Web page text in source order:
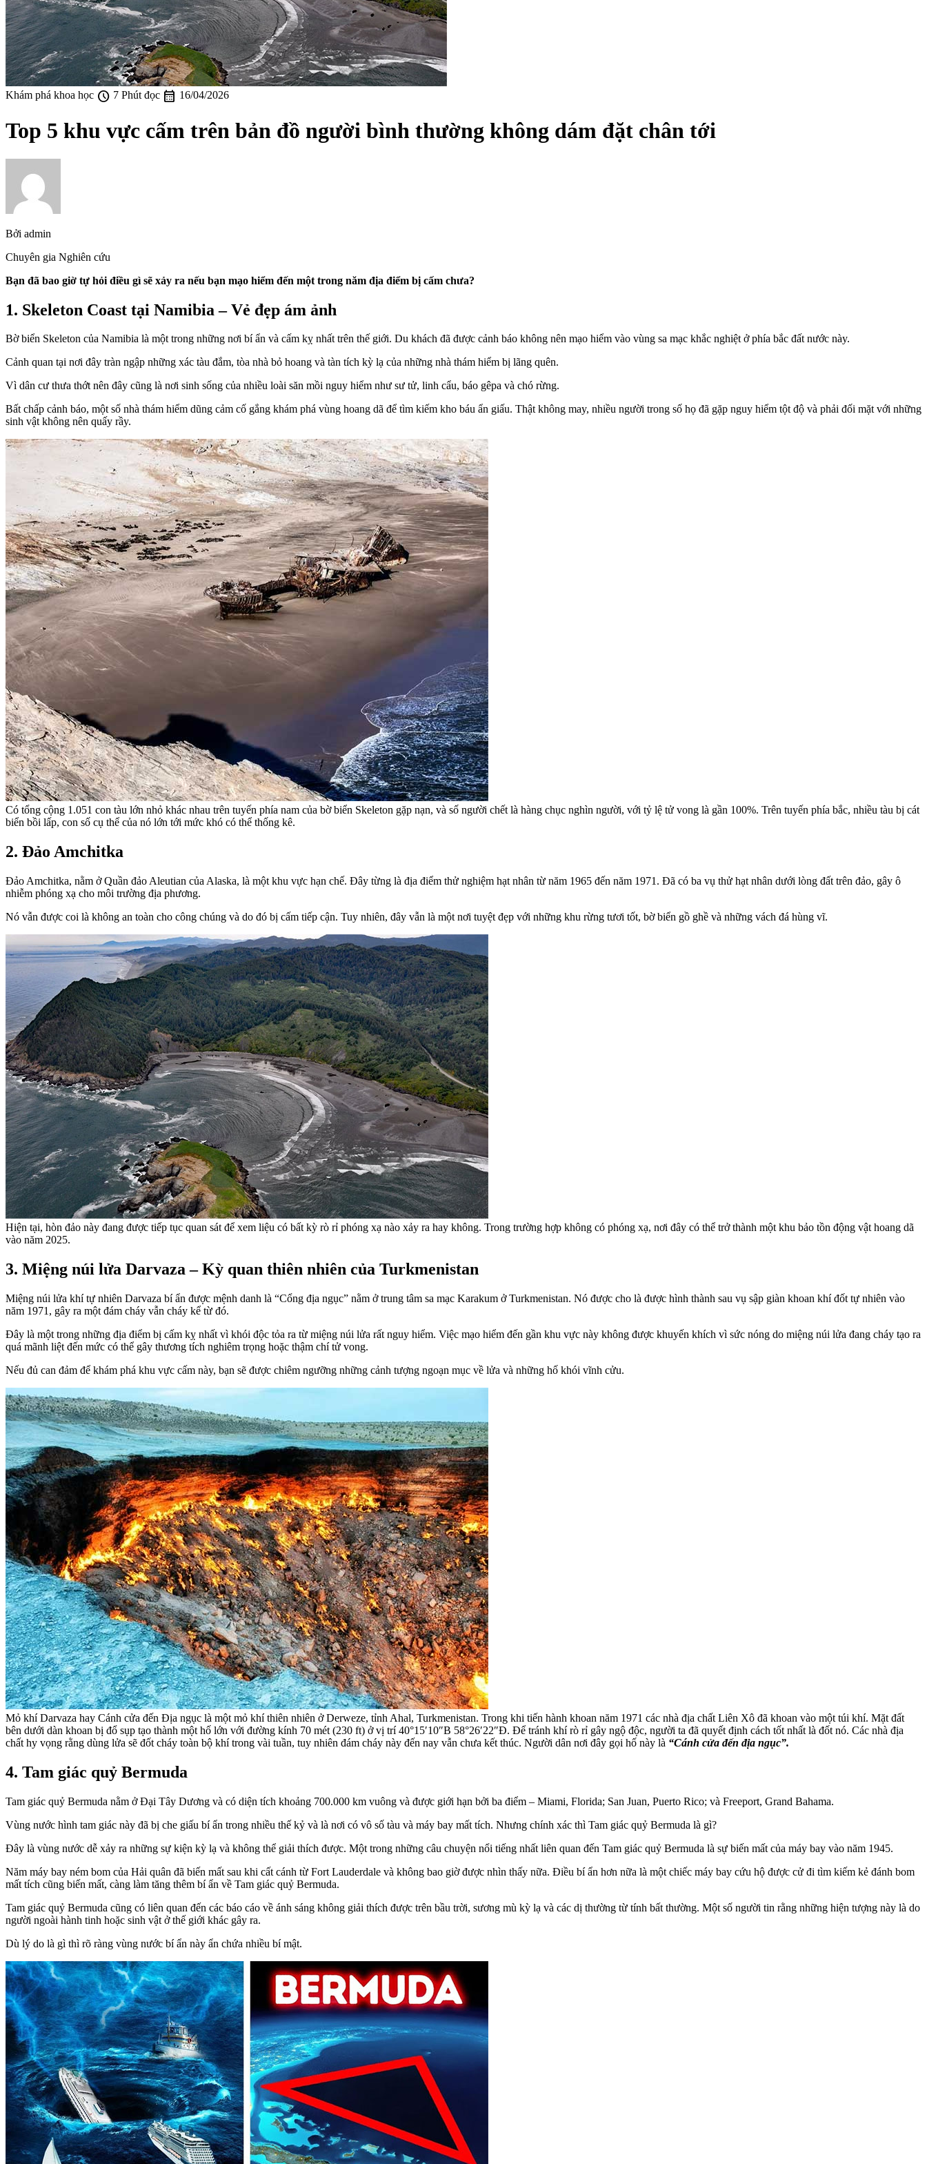
Khám phá khoa học schedule 7 Phút đọc calendar_month 16/04/2026
Top 5 khu vực cấm trên bản đồ người bình thường không dám đặt chân tới
Bởi admin
Chuyên gia Nghiên cứu
Bạn đã bao giờ tự hỏi điều gì sẽ xảy ra nếu bạn mạo hiểm đến một trong năm địa điểm bị cấm chưa?
1. Skeleton Coast tại Namibia – Vẻ đẹp ám ảnh
Bờ biển Skeleton của Namibia là một trong những nơi bí ẩn và cấm kỵ nhất trên thế giới. Du khách đã được cảnh báo không nên mạo hiểm vào vùng sa mạc khắc nghiệt ở phía bắc đất nước này.
Cảnh quan tại nơi đây tràn ngập những xác tàu đắm, tòa nhà bỏ hoang và tàn tích kỳ lạ của những nhà thám hiểm bị lãng quên.
Vì dân cư thưa thớt nên đây cũng là nơi sinh sống của nhiều loài săn mồi nguy hiểm như sư tử, linh cẩu, báo gêpa và chó rừng.
Bất chấp cảnh báo, một số nhà thám hiểm dũng cảm cố gắng khám phá vùng hoang dã để tìm kiếm kho báu ẩn giấu. Thật không may, nhiều người trong số họ đã gặp nguy hiểm tột độ và phải đối mặt với những
sinh vật không nên quấy rầy.
Có tổng cộng 1.051 con tàu lớn nhỏ khác nhau trên tuyến phía nam của bờ biển Skeleton gặp nạn, và số người chết là hàng chục nghìn người, với tỷ lệ tử vong là gần 100%. Trên tuyến phía bắc, nhiều tàu bị cát
biển bồi lấp, con số cụ thể của nó lớn tới mức khó có thể thống kê.
2. Đảo Amchitka
Đảo Amchitka, nằm ở Quần đảo Aleutian của Alaska, là một khu vực hạn chế. Đây từng là địa điểm thử nghiệm hạt nhân từ năm 1965 đến năm 1971. Đã có ba vụ thử hạt nhân dưới lòng đất trên đảo, gây ô
nhiễm phóng xạ cho môi trường địa phương.
Nó vẫn được coi là không an toàn cho công chúng và do đó bị cấm tiếp cận. Tuy nhiên, đây vẫn là một nơi tuyệt đẹp với những khu rừng tươi tốt, bờ biển gồ ghề và những vách đá hùng vĩ.
Hiện tại, hòn đảo này đang được tiếp tục quan sát để xem liệu có bất kỳ rò rỉ phóng xạ nào xảy ra hay không. Trong trường hợp không có phóng xạ, nơi đây có thể trở thành một khu bảo tồn động vật hoang dã
vào năm 2025.
3. Miệng núi lửa Darvaza – Kỳ quan thiên nhiên của Turkmenistan
Miệng núi lửa khí tự nhiên Darvaza bí ẩn được mệnh danh là “Cổng địa ngục” nằm ở trung tâm sa mạc Karakum ở Turkmenistan. Nó được cho là được hình thành sau vụ sập giàn khoan khí đốt tự nhiên vào
năm 1971, gây ra một đám cháy vẫn cháy kể từ đó.
Đây là một trong những địa điểm bị cấm kỵ nhất vì khói độc tỏa ra từ miệng núi lửa rất nguy hiểm. Việc mạo hiểm đến gần khu vực này không được khuyến khích vì sức nóng do miệng núi lửa đang cháy tạo ra
quá mãnh liệt đến mức có thể gây thương tích nghiêm trọng hoặc thậm chí tử vong.
Nếu đủ can đảm để khám phá khu vực cấm này, bạn sẽ được chiêm ngưỡng những cảnh tượng ngoạn mục về lửa và những hố khói vĩnh cửu.
Mỏ khí Darvaza hay Cánh cửa đến Địa ngục là một mỏ khí thiên nhiên ở Derweze, tỉnh Ahal, Turkmenistan. Trong khi tiến hành khoan năm 1971 các nhà địa chất Liên Xô đã khoan vào một túi khí. Mặt đất
bên dưới dàn khoan bị đổ sụp tạo thành một hố lớn với đường kính 70 mét (230 ft) ở vị trí 40°15′10″B 58°26′22″Đ. Để tránh khí rò rỉ gây ngộ độc, người ta đã quyết định cách tốt nhất là đốt nó. Các nhà địa
chất hy vọng rằng dùng lửa sẽ đốt cháy toàn bộ khí trong vài tuần, tuy nhiên đám cháy này đến nay vẫn chưa kết thúc. Người dân nơi đây gọi hố này là “Cánh cửa đến địa ngục”.
4. Tam giác quỷ Bermuda
Tam giác quỷ Bermuda nằm ở Đại Tây Dương và có diện tích khoảng 700.000 km vuông và được giới hạn bởi ba điểm – Miami, Florida; San Juan, Puerto Rico; và Freeport, Grand Bahama.
Vùng nước hình tam giác này đã bị che giấu bí ẩn trong nhiều thế kỷ và là nơi có vô số tàu và máy bay mất tích. Nhưng chính xác thì Tam giác quỷ Bermuda là gì?
Đây là vùng nước dễ xảy ra những sự kiện kỳ lạ và không thể giải thích được. Một trong những câu chuyện nổi tiếng nhất liên quan đến Tam giác quỷ Bermuda là sự biến mất của máy bay vào năm 1945.
Năm máy bay ném bom của Hải quân đã biến mất sau khi cất cánh từ Fort Lauderdale và không bao giờ được nhìn thấy nữa. Điều bí ẩn hơn nữa là một chiếc máy bay cứu hộ được cử đi tìm kiếm kẻ đánh bom
mất tích cũng biến mất, càng làm tăng thêm bí ẩn về Tam giác quỷ Bermuda.
Tam giác quỷ Bermuda cũng có liên quan đến các báo cáo về ánh sáng không giải thích được trên bầu trời, sương mù kỳ lạ và các dị thường từ tính bất thường. Một số người tin rằng những hiện tượng này là do
người ngoài hành tinh hoặc sinh vật ở thế giới khác gây ra.
Dù lý do là gì thì rõ ràng vùng nước bí ẩn này ẩn chứa nhiều bí mật.